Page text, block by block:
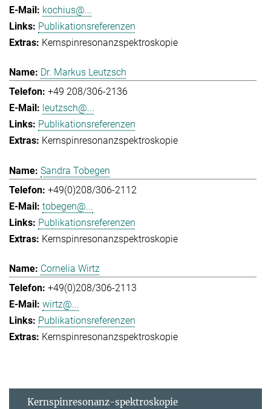
kochius@...
Publikationsreferenzen
Kernspinresonanzspektroskopie
Dr. Markus Leutzsch
+49 208/306-2136
leutzsch@...
Publikationsreferenzen
Kernspinresonanzspektroskopie
Sandra Tobegen
+49(0)208/306-2112
tobegen@...
Publikationsreferenzen
Kernspinresonanzspektroskopie
Cornelia Wirtz
+49(0)208/306-2113
wirtz@...
Publikationsreferenzen
Kernspinresonanzspektroskopie
Kernspinresonanz-spektroskopie